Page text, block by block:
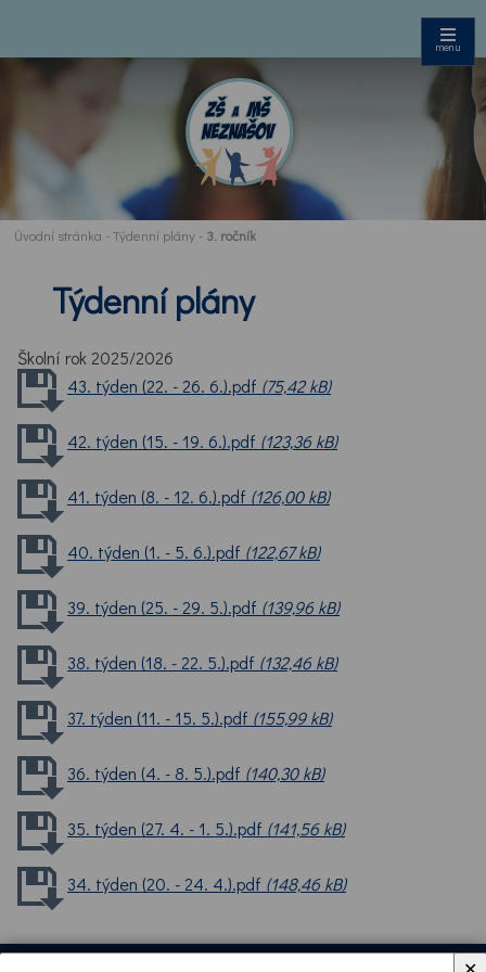
menu
Úvodní stránka -Týdenní plány- 3. ročník
Týdenní plány
Školní rok 2025/2026
43. týden (22. - 26. 6.).pdf (75,42 kB)
42. týden (15. - 19. 6.).pdf (123,36 kB)
41. týden (8. - 12. 6.).pdf (126,00 kB)
40. týden (1. - 5. 6.).pdf (122,67 kB)
39. týden (25. - 29. 5.).pdf (139,96 kB)
38. týden (18. - 22. 5.).pdf (132,46 kB)
37. týden (11. - 15. 5.).pdf (155,99 kB)
36. týden (4. - 8. 5.).pdf (140,30 kB)
35. týden (27. 4. - 1. 5.).pdf (141,56 kB)
34. týden (20. - 24. 4.).pdf (148,46 kB)